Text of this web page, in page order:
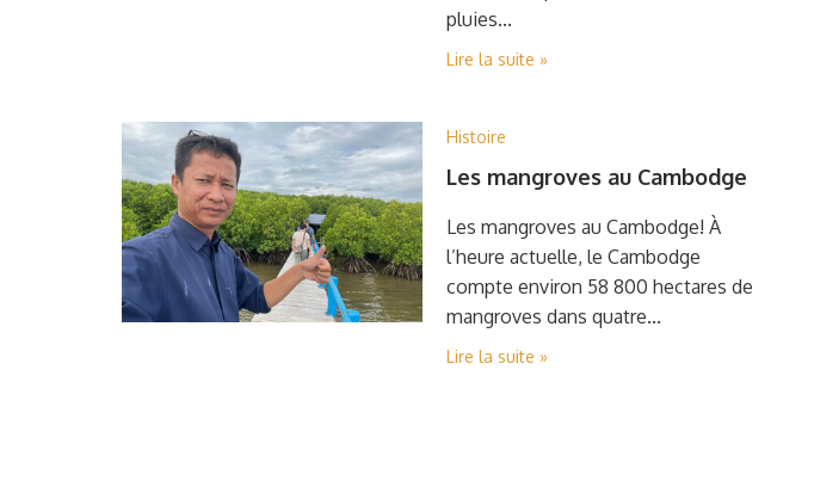
pluies...
Lire la suite »
Histoire
Les mangroves au Cambodge
Les mangroves au Cambodge! À
l’heure actuelle, le Cambodge
compte environ 58 800 hectares de
mangroves dans quatre...
Lire la suite »